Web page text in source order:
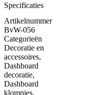
Specificaties
Artikelnummer
BvW-056
Categorieën
Decoratie en
accessoires,
Dashboard
decoratie,
Dashboard
klompjes,